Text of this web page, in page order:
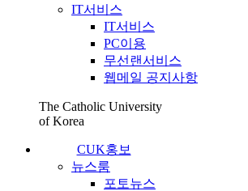
IT서비스
IT서비스
PC이용
무선랜서비스
웹메일 공지사항
The Catholic University
of Korea
CUK홍보
뉴스룸
포토뉴스